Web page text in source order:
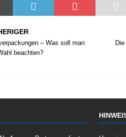
– Was soll man
beachten?